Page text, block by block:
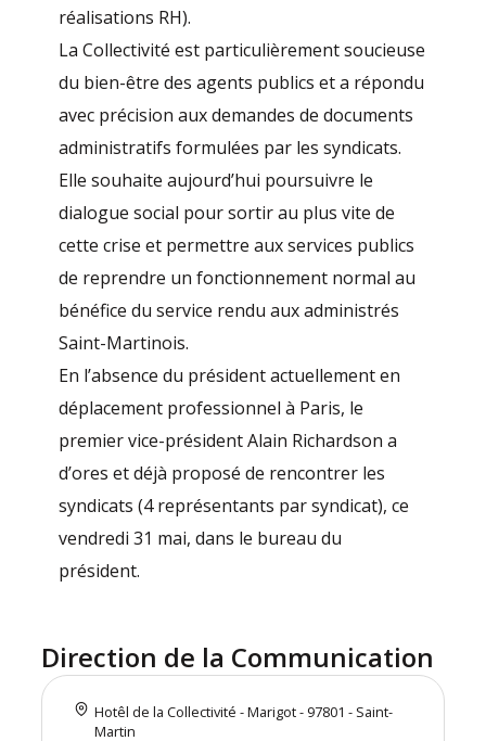
réalisations RH).
La Collectivité est particulièrement soucieuse
du bien-être des agents publics et a répondu
avec précision aux demandes de documents
administratifs formulées par les syndicats.
Elle souhaite aujourd’hui poursuivre le
dialogue social pour sortir au plus vite de
cette crise et permettre aux services publics
de reprendre un fonctionnement normal au
bénéfice du service rendu aux administrés
Saint-Martinois.
En l’absence du président actuellement en
déplacement professionnel à Paris, le
premier vice-président Alain Richardson a
d’ores et déjà proposé de rencontrer les
syndicats (4 représentants par syndicat), ce
vendredi 31 mai, dans le bureau du
président.
Direction de la Communication
Hotêl de la Collectivité - Marigot - 97801 - Saint-
Martin